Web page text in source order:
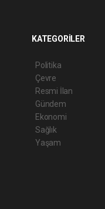
KATEGORİLER
Politika
Çevre
Resmi İlan
Gündem
Ekonomi
Sağlık
Yaşam